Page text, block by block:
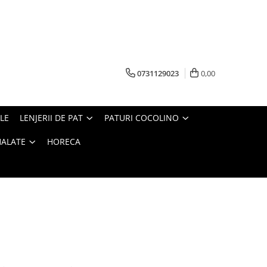
0731129023 0,00
LENJERII DE PAT PATURI COCOLINO
HORECA